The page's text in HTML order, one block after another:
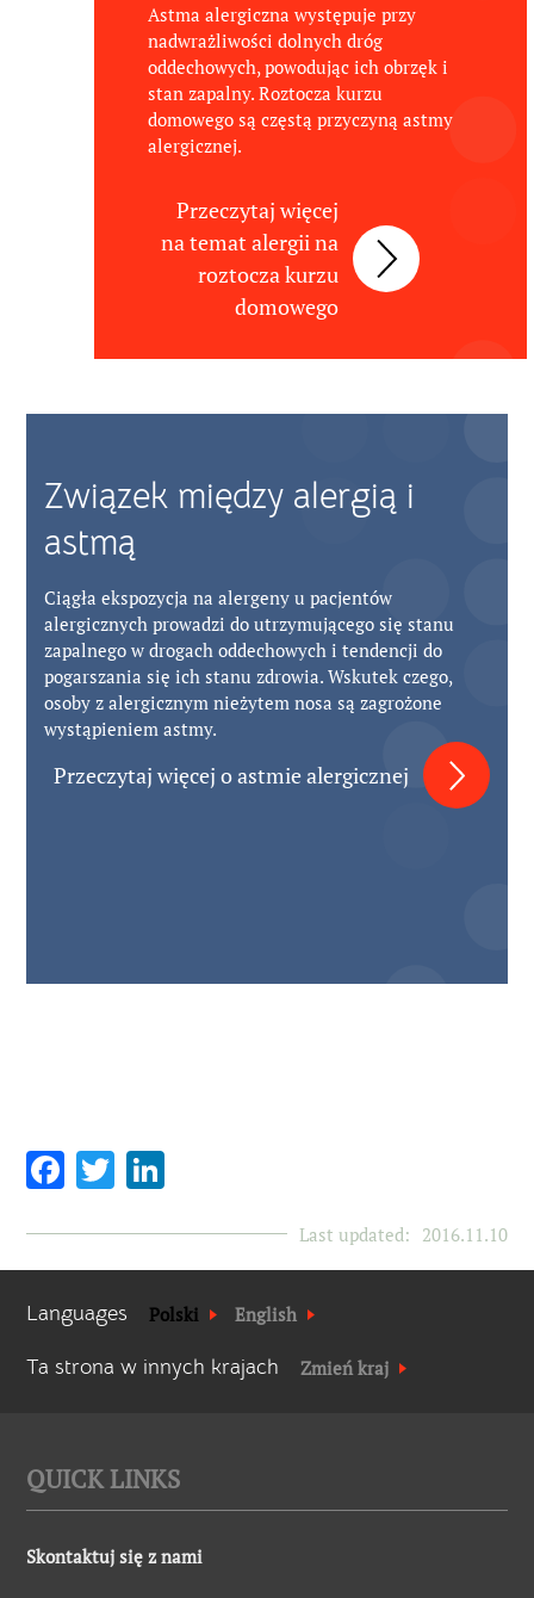
Astma alergiczna występuje przy
nadwrażliwości dolnych dróg
oddechowych, powodując ich obrzęk i
stan zapalny. Roztocza kurzu
domowego są częstą przyczyną astmy
alergicznej.
Przeczytaj więcej
na temat alergii na
roztocza kurzu
domowego
Związek między alergią i
astmą
Ciągła ekspozycja na alergeny u pacjentów
alergicznych prowadzi do utrzymującego się stanu
zapalnego w drogach oddechowych i tendencji do
pogarszania się ich stanu zdrowia. Wskutek czego,
osoby z alergicznym nieżytem nosa są zagrożone
wystąpieniem astmy.
Przeczytaj więcej o astmie alergicznej
Facebook
Twitter
Last updated: 2016.11.10
Languages Polski English
Ta strona w innych krajach Zmień kraj
QUICK LINKS
Skontaktuj się z nami